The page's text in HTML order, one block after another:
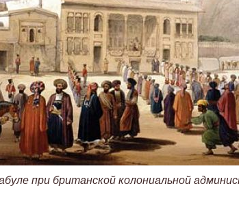
при британской колониальной